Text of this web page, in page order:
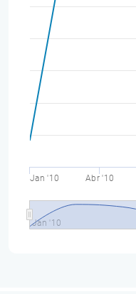
Jan '10 Abr '10
Jan '10